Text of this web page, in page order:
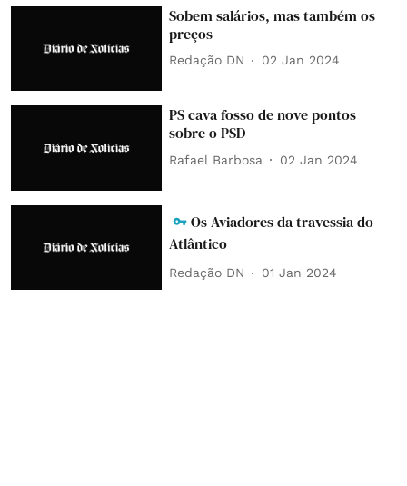
Sobem salários, mas também os
preços
Redação DN 02 Jan 2024
PS cava fosso de nove pontos
sobre o PSD
Rafael Barbosa 02 Jan 2024
Os Aviadores da travessia do
Atlântico
Redação DN 01 Jan 2024